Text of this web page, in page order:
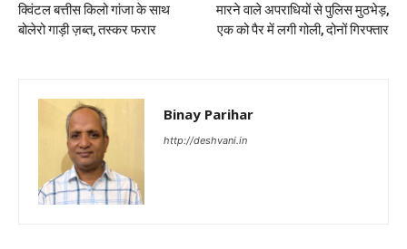
क्विंटल बत्तीस किलो गांजा के साथ
बोलेरो गाड़ी ज़ब्त, तस्कर फरार
मारने वाले अपराधियों से पुलिस मुठभेड़,
एक को पैर में लगी गोली, दोनों गिरफ्तार
Binay Parihar
http://deshvani.in